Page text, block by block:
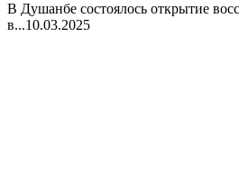
В Душанбе состоялось открытие
в...10.03.2025